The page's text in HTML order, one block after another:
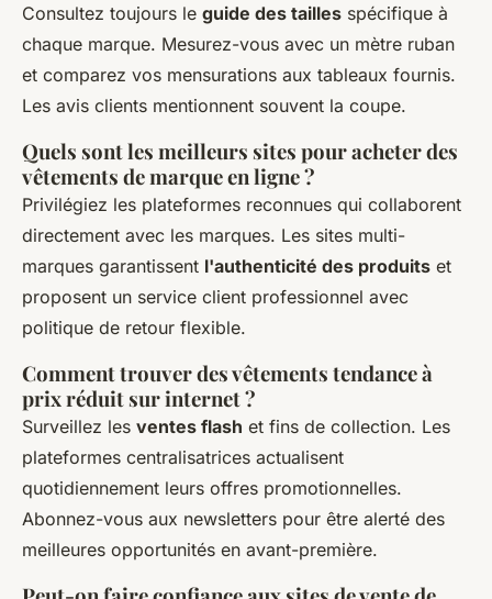
Consultez toujours le guide des tailles spécifique à
chaque marque. Mesurez-vous avec un mètre ruban
et comparez vos mensurations aux tableaux fournis.
Les avis clients mentionnent souvent la coupe.
Quels sont les meilleurs sites pour acheter des
vêtements de marque en ligne ?
Privilégiez les plateformes reconnues qui collaborent
directement avec les marques. Les sites multi-
marques garantissent l'authenticité des produits et
proposent un service client professionnel avec
politique de retour flexible.
Comment trouver des vêtements tendance à
prix réduit sur internet ?
Surveillez les ventes flash et fins de collection. Les
plateformes centralisatrices actualisent
quotidiennement leurs offres promotionnelles.
Abonnez-vous aux newsletters pour être alerté des
meilleures opportunités en avant-première.